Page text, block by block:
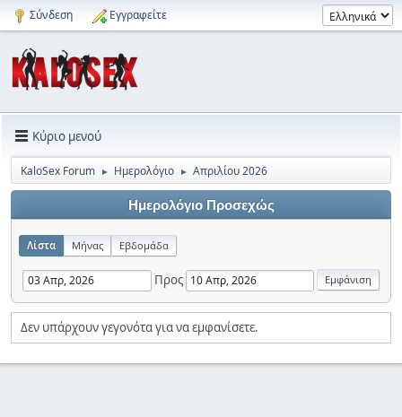
Σύνδεση Εγγραφείτε
Κύριο μενού
KaloSex Forum ► Ημερολόγιο ► Απριλίου 2026
Ημερολόγιο Προσεχώς
Λίστα Μήνας Εβδομάδα
Προς
Δεν υπάρχουν γεγονότα για να εμφανίσετε.